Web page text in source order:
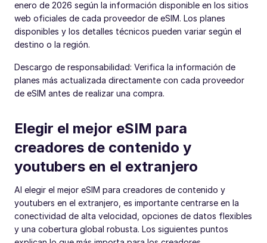
enero de 2026 según la información disponible en los sitios
web oficiales de cada proveedor de eSIM. Los planes
disponibles y los detalles técnicos pueden variar según el
destino o la región.
Descargo de responsabilidad: Verifica la información de
planes más actualizada directamente con cada proveedor
de eSIM antes de realizar una compra.
Elegir el mejor eSIM para
creadores de contenido y
youtubers en el extranjero
Al elegir el mejor eSIM para creadores de contenido y
youtubers en el extranjero, es importante centrarse en la
conectividad de alta velocidad, opciones de datos flexibles
y una cobertura global robusta. Los siguientes puntos